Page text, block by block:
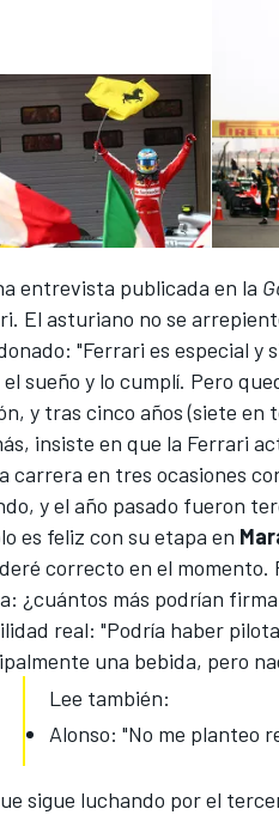
entrevista publicada en la
El asturiano no se
"Ferrari es especial y
el sueño y lo cumplí. Pero
y tras cinco años (siete en
insiste en que la Ferrari
carrera en tres ocasiones
y el año pasado fueron
es feliz con su etapa en
correcto en el
¿cuántos más podrían
real: "Podría haber
una bebida, pero
Lee también:
Alonso: "No me planteo
sigue luchando por el